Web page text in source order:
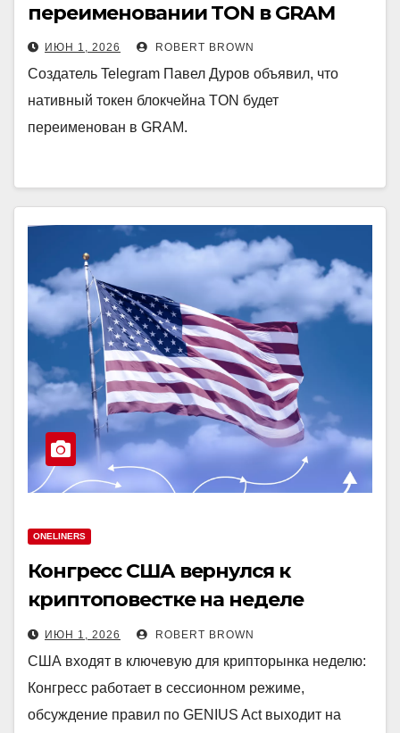
переименовании TON в GRAM
ИЮН 1, 2026 ROBERT BROWN
Создатель Telegram Павел Дуров объявил, что
нативный токен блокчейна TON будет
переименован в GRAM.
ONELINERS
Конгресс США вернулся к
криптоповестке на неделе
отчета по занятости
ИЮН 1, 2026 ROBERT BROWN
США входят в ключевую для крипторынка неделю:
Конгресс работает в сессионном режиме,
обсуждение правил по GENIUS Act выходит на